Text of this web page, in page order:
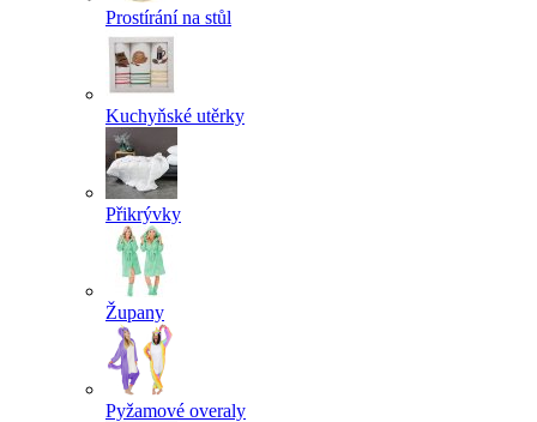
Prostírání na stůl
Kuchyňské utěrky
Přikrývky
Župany
Pyžamové overaly